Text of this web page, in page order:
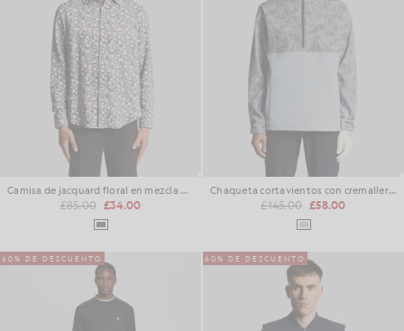
Camisa de jacquard floral en mezcla de viscosa
£85.00 £34.00
Chaqueta cortavientos con cremallera de 1/4
£145.00 £58.00
60% DE DESCUENTO 60% DE DESCUENTO